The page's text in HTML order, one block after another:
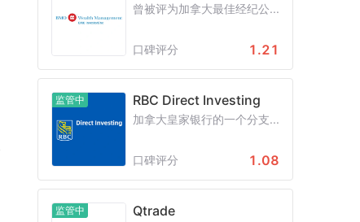
曾被评为加拿大最佳经纪公...
口碑评分 1.21
监管中 RBC Direct Investing
加拿大皇家银行的一个分支...
口碑评分 1.08
监管中 Qtrade